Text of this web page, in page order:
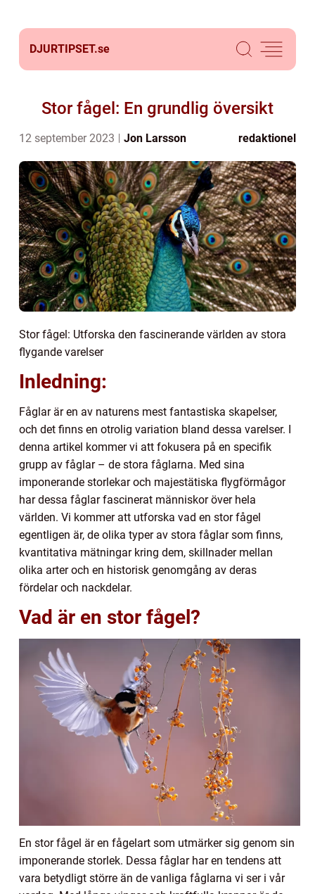
DJURTIPSET.se
Stor fågel: En grundlig översikt
12 september 2023 Jon Larsson redaktionel
Stor fågel: Utforska den fascinerande världen av stora
flygande varelser
Inledning:
Fåglar är en av naturens mest fantastiska skapelser,
och det finns en otrolig variation bland dessa varelser. I
denna artikel kommer vi att fokusera på en specifik
grupp av fåglar – de stora fåglarna. Med sina
imponerande storlekar och majestätiska flygförmågor
har dessa fåglar fascinerat människor över hela
världen. Vi kommer att utforska vad en stor fågel
egentligen är, de olika typer av stora fåglar som finns,
kvantitativa mätningar kring dem, skillnader mellan
olika arter och en historisk genomgång av deras
fördelar och nackdelar.
Vad är en stor fågel?
En stor fågel är en fågelart som utmärker sig genom sin
imponerande storlek. Dessa fåglar har en tendens att
vara betydligt större än de vanliga fåglarna vi ser i vår